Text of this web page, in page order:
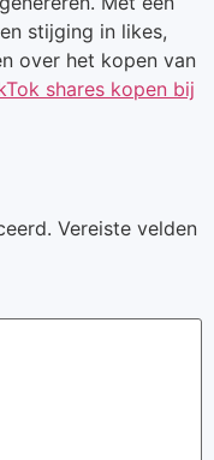
stijging in likes,
over het kopen van
shares kopen bij
Vereiste velden